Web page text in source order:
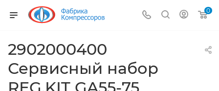
0
2902000400
Сервисный набор